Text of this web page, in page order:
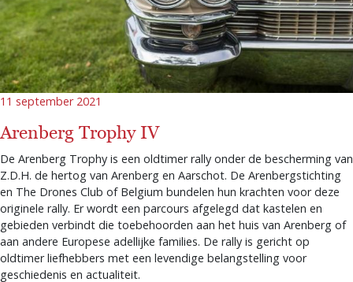
11 september 2021
Arenberg Trophy IV
De Arenberg Trophy is een oldtimer rally onder de bescherming van
Z.D.H. de hertog van Arenberg en Aarschot. De Arenbergstichting
en The Drones Club of Belgium bundelen hun krachten voor deze
originele rally. Er wordt een parcours afgelegd dat kastelen en
gebieden verbindt die toebehoorden aan het huis van Arenberg of
aan andere Europese adellijke families. De rally is gericht op
oldtimer liefhebbers met een levendige belangstelling voor
geschiedenis en actualiteit.